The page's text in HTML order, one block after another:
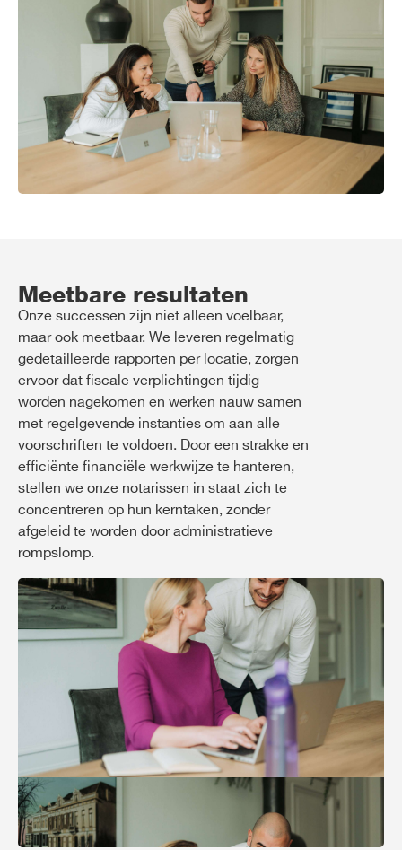
Meetbare resultaten
Onze successen zijn niet alleen voelbaar,
maar ook meetbaar. We leveren regelmatig
gedetailleerde rapporten per locatie, zorgen
ervoor dat fiscale verplichtingen tijdig
worden nagekomen en werken nauw samen
met regelgevende instanties om aan alle
voorschriften te voldoen. Door een strakke en
efficiënte financiële werkwijze te hanteren,
stellen we onze notarissen in staat zich te
concentreren op hun kerntaken, zonder
afgeleid te worden door administratieve
rompslomp.